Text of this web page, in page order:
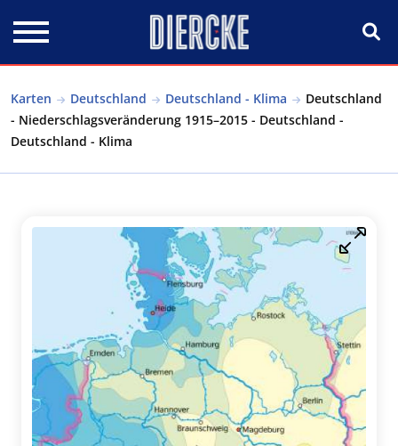
Karten Deutschland Deutschland - Klima
Deutschland
- Niederschlagsveränderung 1915–2015 - Deutschland -
Deutschland - Klima